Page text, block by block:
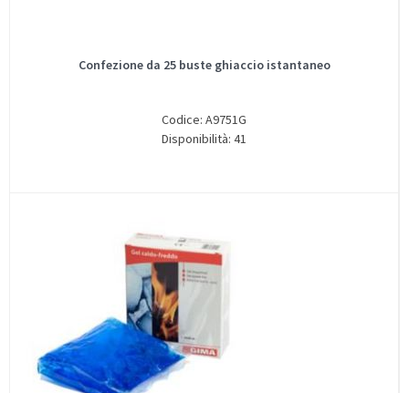
Confezione da 25 buste ghiaccio istantaneo
Codice: A9751G
Disponibilità: 41